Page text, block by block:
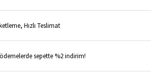
Hızlı Teslimat
sepette %2 indirim!